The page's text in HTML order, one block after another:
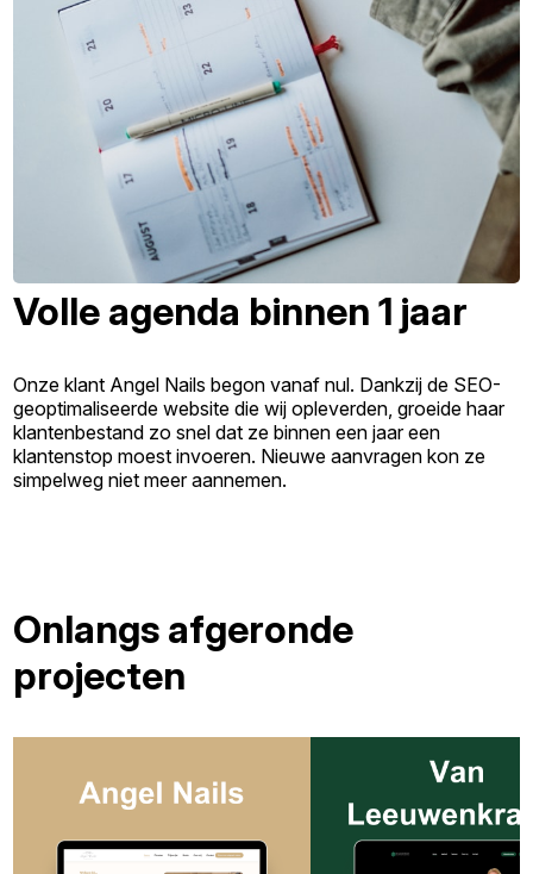
Volle agenda binnen 1 jaar
Onze klant Angel Nails begon vanaf nul. Dankzij de SEO-
geoptimaliseerde website die wij opleverden, groeide haar
klantenbestand zo snel dat ze binnen een jaar een
klantenstop moest invoeren. Nieuwe aanvragen kon ze
simpelweg niet meer aannemen.
Onlangs afgeronde
projecten